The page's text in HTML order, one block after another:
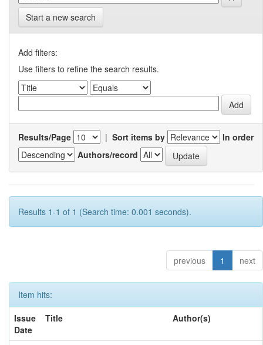
Start a new search
Add filters:
Use filters to refine the search results.
Results/Page | Sort items by
In order
Authors/record
Results 1-1 of 1 (Search time: 0.001 seconds).
previous 1 next
Item hits:
Issue
Date
Title Author(s)